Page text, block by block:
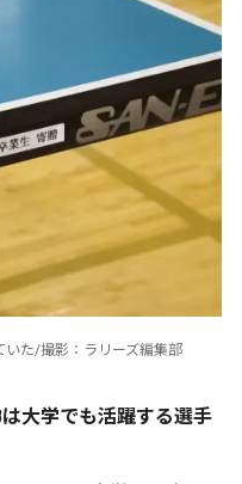
いた/撮影：ラリーズ編集部
は大学でも活躍する選手